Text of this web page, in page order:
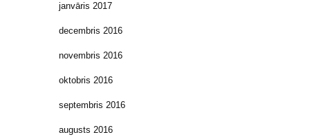
janvāris 2017
decembris 2016
novembris 2016
oktobris 2016
septembris 2016
augusts 2016